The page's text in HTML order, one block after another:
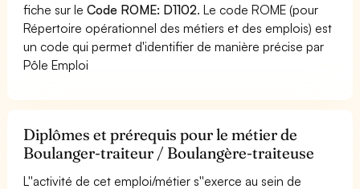
fiche sur leCode ROME: D1102. Le code ROME (pour
Répertoire opérationnel des métiers et des emplois) est
un code qui permet d'identifier de manière précise par
Pôle Emploi
Diplômes et prérequis pour le métier de
Boulanger-traiteur / Boulangère-traiteuse
L''activité de cet emploi/métier s''exerce au sein de